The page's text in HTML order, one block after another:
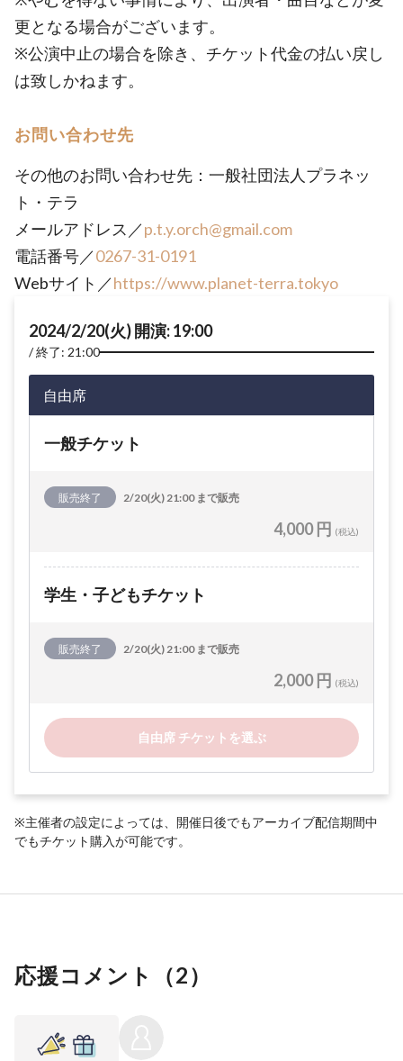
更となる場合がございます。
※公演中止の場合を除き、チケット代金の払い戻し
は致しかねます。
お問い合わせ先
その他のお問い合わせ先：一般社団法人プラネッ
ト・テラ
メールアドレス／p.t.y.orch@gmail.com
電話番号／0267-31-0191
Webサイト／https://www.planet-terra.tokyo
2024/2/20(火) 開演: 19:00
終了: 21:00
自由席
一般チケット
販売終了 2/20(火) 21:00 まで販売
4,000 円 (税込)
学生・子どもチケット
販売終了 2/20(火) 21:00 まで販売
2,000 円 (税込)
自由席 チケットを選ぶ
※主催者の設定によっては、開催日後でもアーカイブ配信期間中
でもチケット購入が可能です。
応援コメント（2）